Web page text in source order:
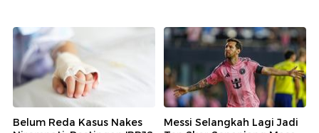
Belum Reda Kasus Nakes
Messi Selangkah Lagi Jadi